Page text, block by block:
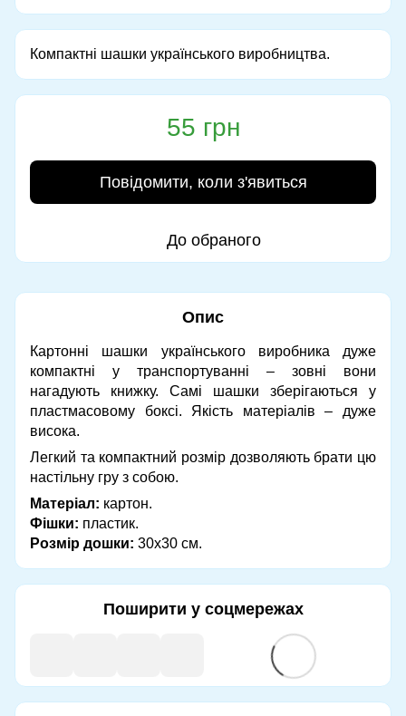
Компактні шашки українського виробництва.
55 грн
Повідомити, коли з'явиться
До обраного
Опис
Картонні шашки українського виробника дуже
компактні у транспортуванні – зовні вони
нагадують книжку. Самі шашки зберігаються у
пластмасовому боксі. Якість матеріалів – дуже
висока.
Легкий та компактний розмір дозволяють брати цю
настільну гру з собою.
Матеріал: картон.
Фішки: пластик.
Розмір дошки: 30х30 см.
Поширити у соцмережах